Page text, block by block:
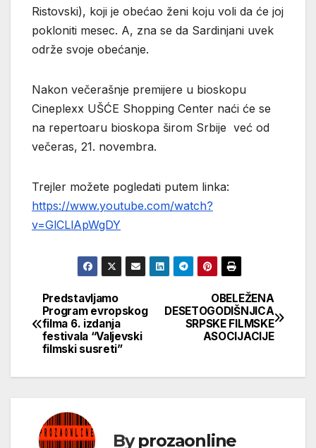
Ristovski), koji je obećao ženi koju voli da će joj
pokloniti mesec. A, zna se da Sardinjani uvek
održe svoje obećanje.
Nakon večerašnje premijere u bioskopu
Cineplexx UŠĆE Shopping Center naći će se
na repertoaru bioskopa širom Srbije već od
večeras, 21. novembra.
Trejler možete pogledati putem linka:
https://www.youtube.com/watch?
v=GlCLlApWgDY
Кретање
чланка
OBELEŽENA
DESETOGODIŠNJICA
SRPSKE FILMSKE
ASOCIJACIJE
Predstavljamo
Program evropskog
filma 6. izdanja
festivala “Valjevski
filmski susreti”
Byprozaonline